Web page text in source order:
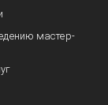
мастер-